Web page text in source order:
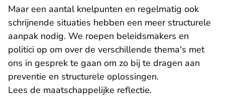
Maar een aantal knelpunten en regelmatig ook
schrijnende situaties hebben een meer structurele
aanpak nodig. We roepen beleidsmakers en
politici op om over de verschillende thema's met
ons in gesprek te gaan om zo bij te dragen aan
preventie en structurele oplossingen.
Lees de maatschappelijke reflectie.